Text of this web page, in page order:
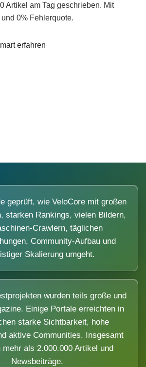
Artikel am Tag geschrieben. Mit
0% Fehlerquote.
erfahren
geprüft, wie VeloCore mit großen
starken Rankings, vielen Bildern,
Crawlern, täglichen
Community-Aufbau und
Skalierung umgeht.
wurden teils große und
Einige Portale erreichten in
starke Sichtbarkeit, hohe
aktive Communities. Insgesamt
mehr als 2.000.000 Artikel und
Newsbeiträge.